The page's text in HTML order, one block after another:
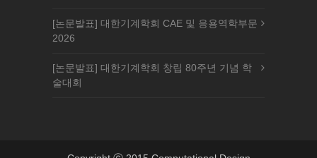
[논문발표] 대한기계학회 CAE 및 응용역학부문
2026
[논문발표] 대한기계학회 창립 80주년 기념 학
술대회